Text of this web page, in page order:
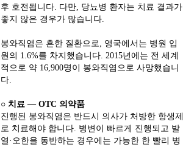
후 호전됩니다. 다만, 당뇨병 환자는 치료 결과가
좋지 않은 경우가 많습니다.
봉와직염은 흔한 질환으로, 영국에서는 병원 입
원의 1.6%를 차지했습니다. 2015년에는 전 세계
적으로 약 16,900명이 봉와직염으로 사망했습니
다.
○ 치료 ― OTC 의약품
진행된 봉와직염은 반드시 의사가 처방한 항생제
로 치료해야 합니다. 병변이 빠르게 진행되고 발
열·오한을 동반하는 경우에는 가능한 한 빨리 병